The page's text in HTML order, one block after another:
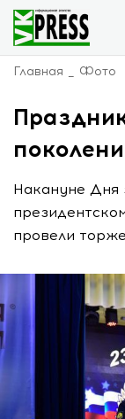
Главная Фото
Накануне Дня
провели